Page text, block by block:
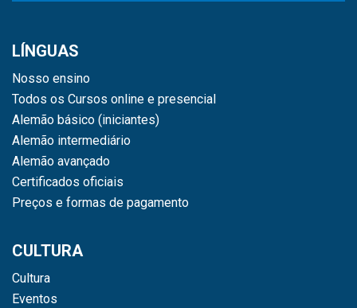
LÍNGUAS
Nosso ensino
Todos os Cursos online e presencial
Alemão básico (iniciantes)
Alemão intermediário
Alemão avançado
Certificados oficiais
Preços e formas de pagamento
CULTURA
Cultura
Eventos